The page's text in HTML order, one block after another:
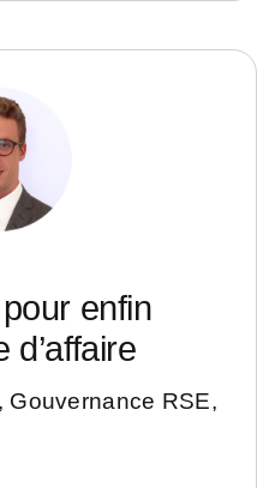
enfin
d’affaire
, Gouvernance RSE,